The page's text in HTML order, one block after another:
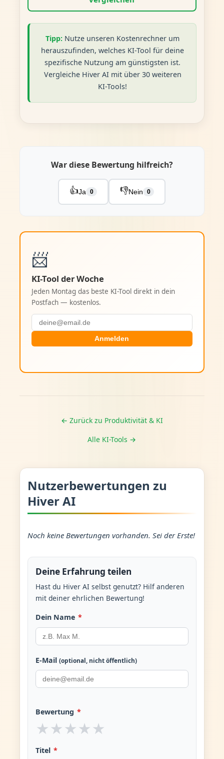
Tipp: Nutze unseren Kostenrechner um
herauszufinden, welches KI-Tool für deine
spezifische Nutzung am günstigsten ist.
Vergleiche Hiver AI mit über 30 weiteren
KI-Tools!
War diese Bewertung hilfreich?
👍Ja 0 👎Nein 0
📨
KI-Tool der Woche
Jeden Montag das beste KI-Tool direkt in dein
Postfach — kostenlos.
Anmelden
← Zurück zu Produktivität & KI
Alle KI-Tools →
Nutzerbewertungen zu
Hiver AI
Noch keine Bewertungen vorhanden. Sei der Erste!
Deine Erfahrung teilen
Hast du Hiver AI selbst genutzt? Hilf anderen
mit deiner ehrlichen Bewertung!
Dein Name *
E-Mail (optional, nicht öffentlich)
Bewertung *
★ ★ ★ ★ ★
Titel *